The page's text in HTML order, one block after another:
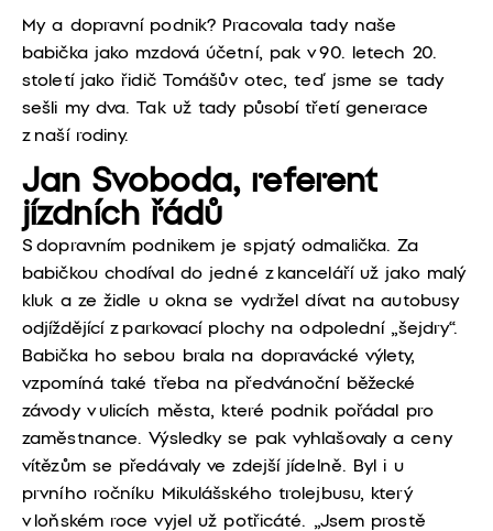
My a dopravní podnik? Pracovala tady naše
babička jako mzdová účetní, pak v 90. letech 20.
století jako řidič Tomášův otec, teď jsme se tady
sešli my dva. Tak užtady působítřetí generace
z naší rodiny.
Jan Svoboda, referent
jízdních řádů
S dopravním podnikem jespjatý odmalička. Za
babičkou chodíval do jedné z kanceláří už jako malý
kluk a ze židle u okna se vydržel dívat na autobusy
odjíždějícíz parkovací plochy na odpolední „šejdry“.
Babička ho sebou brala na dopravácké výlety,
vzpomíná takétřeba na předvánoční běžecké
závody v ulicích města, které podnik pořáda
pro
zaměstnance. Výsledky se pak vyhlašovaly a ceny
vítězům se předávaly ve zdejší jídelně. Byl i u
prvního ročníku Mikulášského trolejbusu, který
v loňském roce vyjel už potřicáté. „Jsem prostě